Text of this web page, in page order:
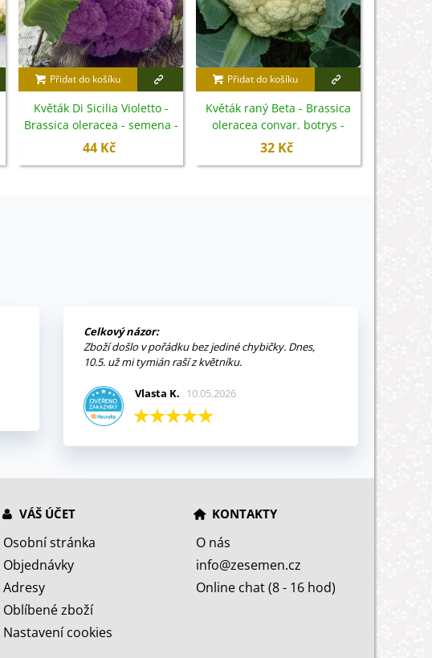
Přidat do košíku
Květák Di Sicilia Violetto -
Brassica oleracea - semena -
30 ks
44 Kč
Přidat do košíku
Květák raný Beta - Brassica
oleracea convar. botrys -
semena - 150 ks
32 Kč
Celkový názor:
Zboží došlo v pořádku bez jediné chybičky. Dnes,
10.5. už mi tymián raší z květníku.
Vlasta K. 10.05.2026
VÁŠ ÚČET
Osobní stránka
Objednávky
Adresy
Oblíbené zboží
Nastavení cookies
KONTAKTY
O nás
info@zesemen.cz
Online chat (8 - 16 hod)